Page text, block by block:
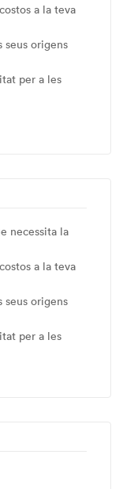
a la teva
seus origens
per a les
necessita la
a la teva
seus origens
per a les